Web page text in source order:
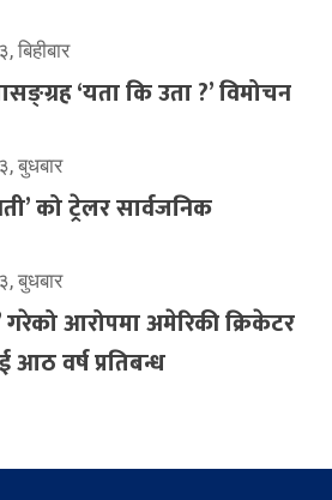
‘यता कि उता ?’ विमोचन
बुधबार
को ट्रेलर सार्वजनिक
बुधबार
गरेको आरोपमा अमेरिकी क्रिकेटर
आठ वर्ष प्रतिबन्ध